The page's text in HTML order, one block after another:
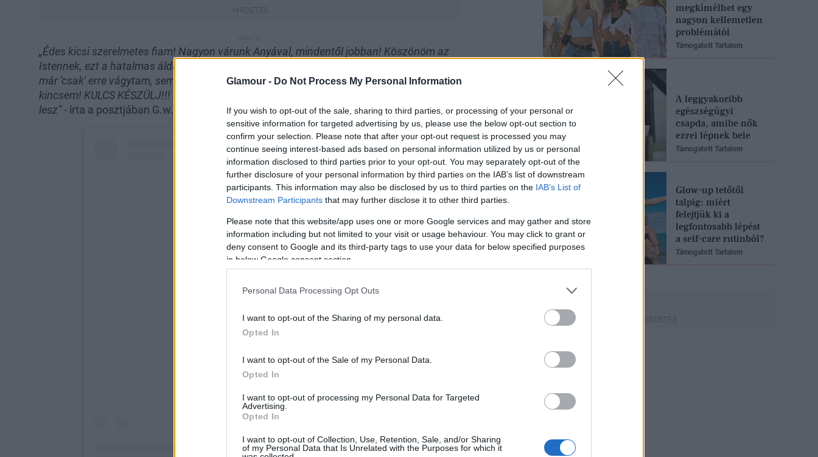
Glamour - Do Not Process My Personal Information
If you wish to opt-out of the sale, sharing to third parties, or processing of your personal or
sensitive information for targeted advertising by us, please use the below opt-out section to
confirm your selection. Please note that after your opt-out request is processed you may
continue seeing interest-based ads based on personal information utilized by us or personal
information disclosed to third parties prior to your opt-out. You may separately opt-out of the
further disclosure of your personal information by third parties on the IAB’s list of downstream
participants. This information may also be disclosed by us to third parties on the IAB’s List of
Downstream Participants that may further disclose it to other third parties.
Please note that this website/app uses one or more Google services and may gather and store
information including but not limited to your visit or usage behaviour. You may click to grant or
deny consent to Google and its third-party tags to use your data for below specified purposes
in below Google consent section.
Personal Data Processing Opt Outs
I want to opt-out of the Sharing of my personal data.
Opted In
I want to opt-out of the Sale of my Personal Data.
Opted In
I want to opt-out of processing my Personal Data for Targeted
Advertising.
Opted In
I want to opt-out of Collection, Use, Retention, Sale, and/or Sharing
of my Personal Data that Is Unrelated with the Purposes for which it
„Édes kicsi szerelmetes fiam! Nagyon várunk Anyával, mindentől jobban! Köszönöm az
Istennek, ezt a hatalmas áldást, amit ismét kaptunk. Nagyon nagy vágyam volt, igazából
már 'csak' erre vágytam, semmi másra. RÁD KICSI HERCEGEMMM! Várunk nagyon
kincsem! KULCS KÉSZÜLJ!!! Tudod, hogy egy is kemény belőlem, de most már három
lesz”- írta a posztjában G.w.M.
megkímélhet egy
nagyon kellemetlen
problémától
Támogatott Tartalom
A leggyakoribb
egészségügyi
csapda, amibe nők
ezrei lépnek bele
Támogatott Tartalom
Glow-up tetőtől
talpig: miért
felejtjük ki a
legfontosabb lépést
a self-care rutinból?
Támogatott Tartalom